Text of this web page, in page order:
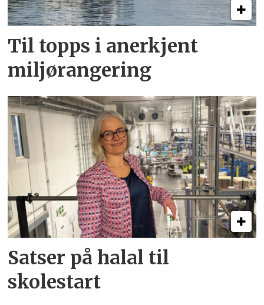
Til topps i anerkjent
miljørangering
Satser på halal til
skolestart